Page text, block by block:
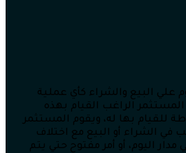
علي البيع والشراء كأي عملية
الراغب القيام بهذه
للقيام بها له، ويقوم المستثمر
في الشراء أو البيع مع اختلاف
اليوم، أو أمر مفتوح حتي يتم